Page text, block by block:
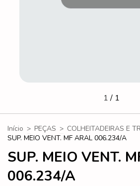
1/ 1
Início > PEÇAS > COLHEITADEIRAS E
SUP. MEIO VENT. MF ARAL 006.234/A
SUP. MEIO VENT.
006.234/A